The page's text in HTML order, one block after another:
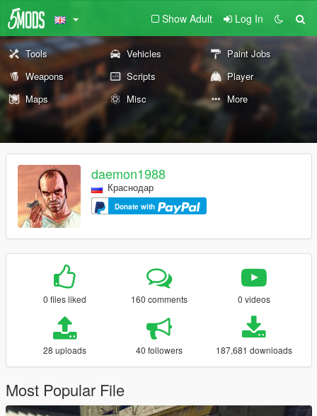
Show Adult Log In
Tools Vehicles
Paint Jobs
Weapons
Scripts
Player
Maps
Misc More
daemon1988
Краснодар
Donate with
0 files liked 160 comments 0 videos
28 uploads 40 followers 187,681 downloads
Most Popular File